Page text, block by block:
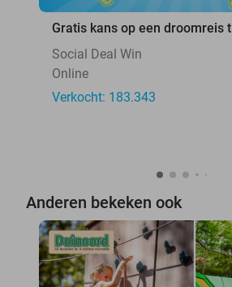
Gratis kans op een droomreis
Social Deal Win
Online
Verkocht: 183.343
Anderen bekeken ook